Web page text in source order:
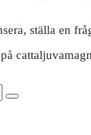
ställa en